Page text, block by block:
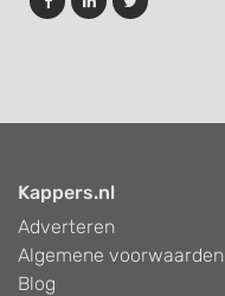
Kappers.nl
Adverteren
Algemene voorwaarden
Blog